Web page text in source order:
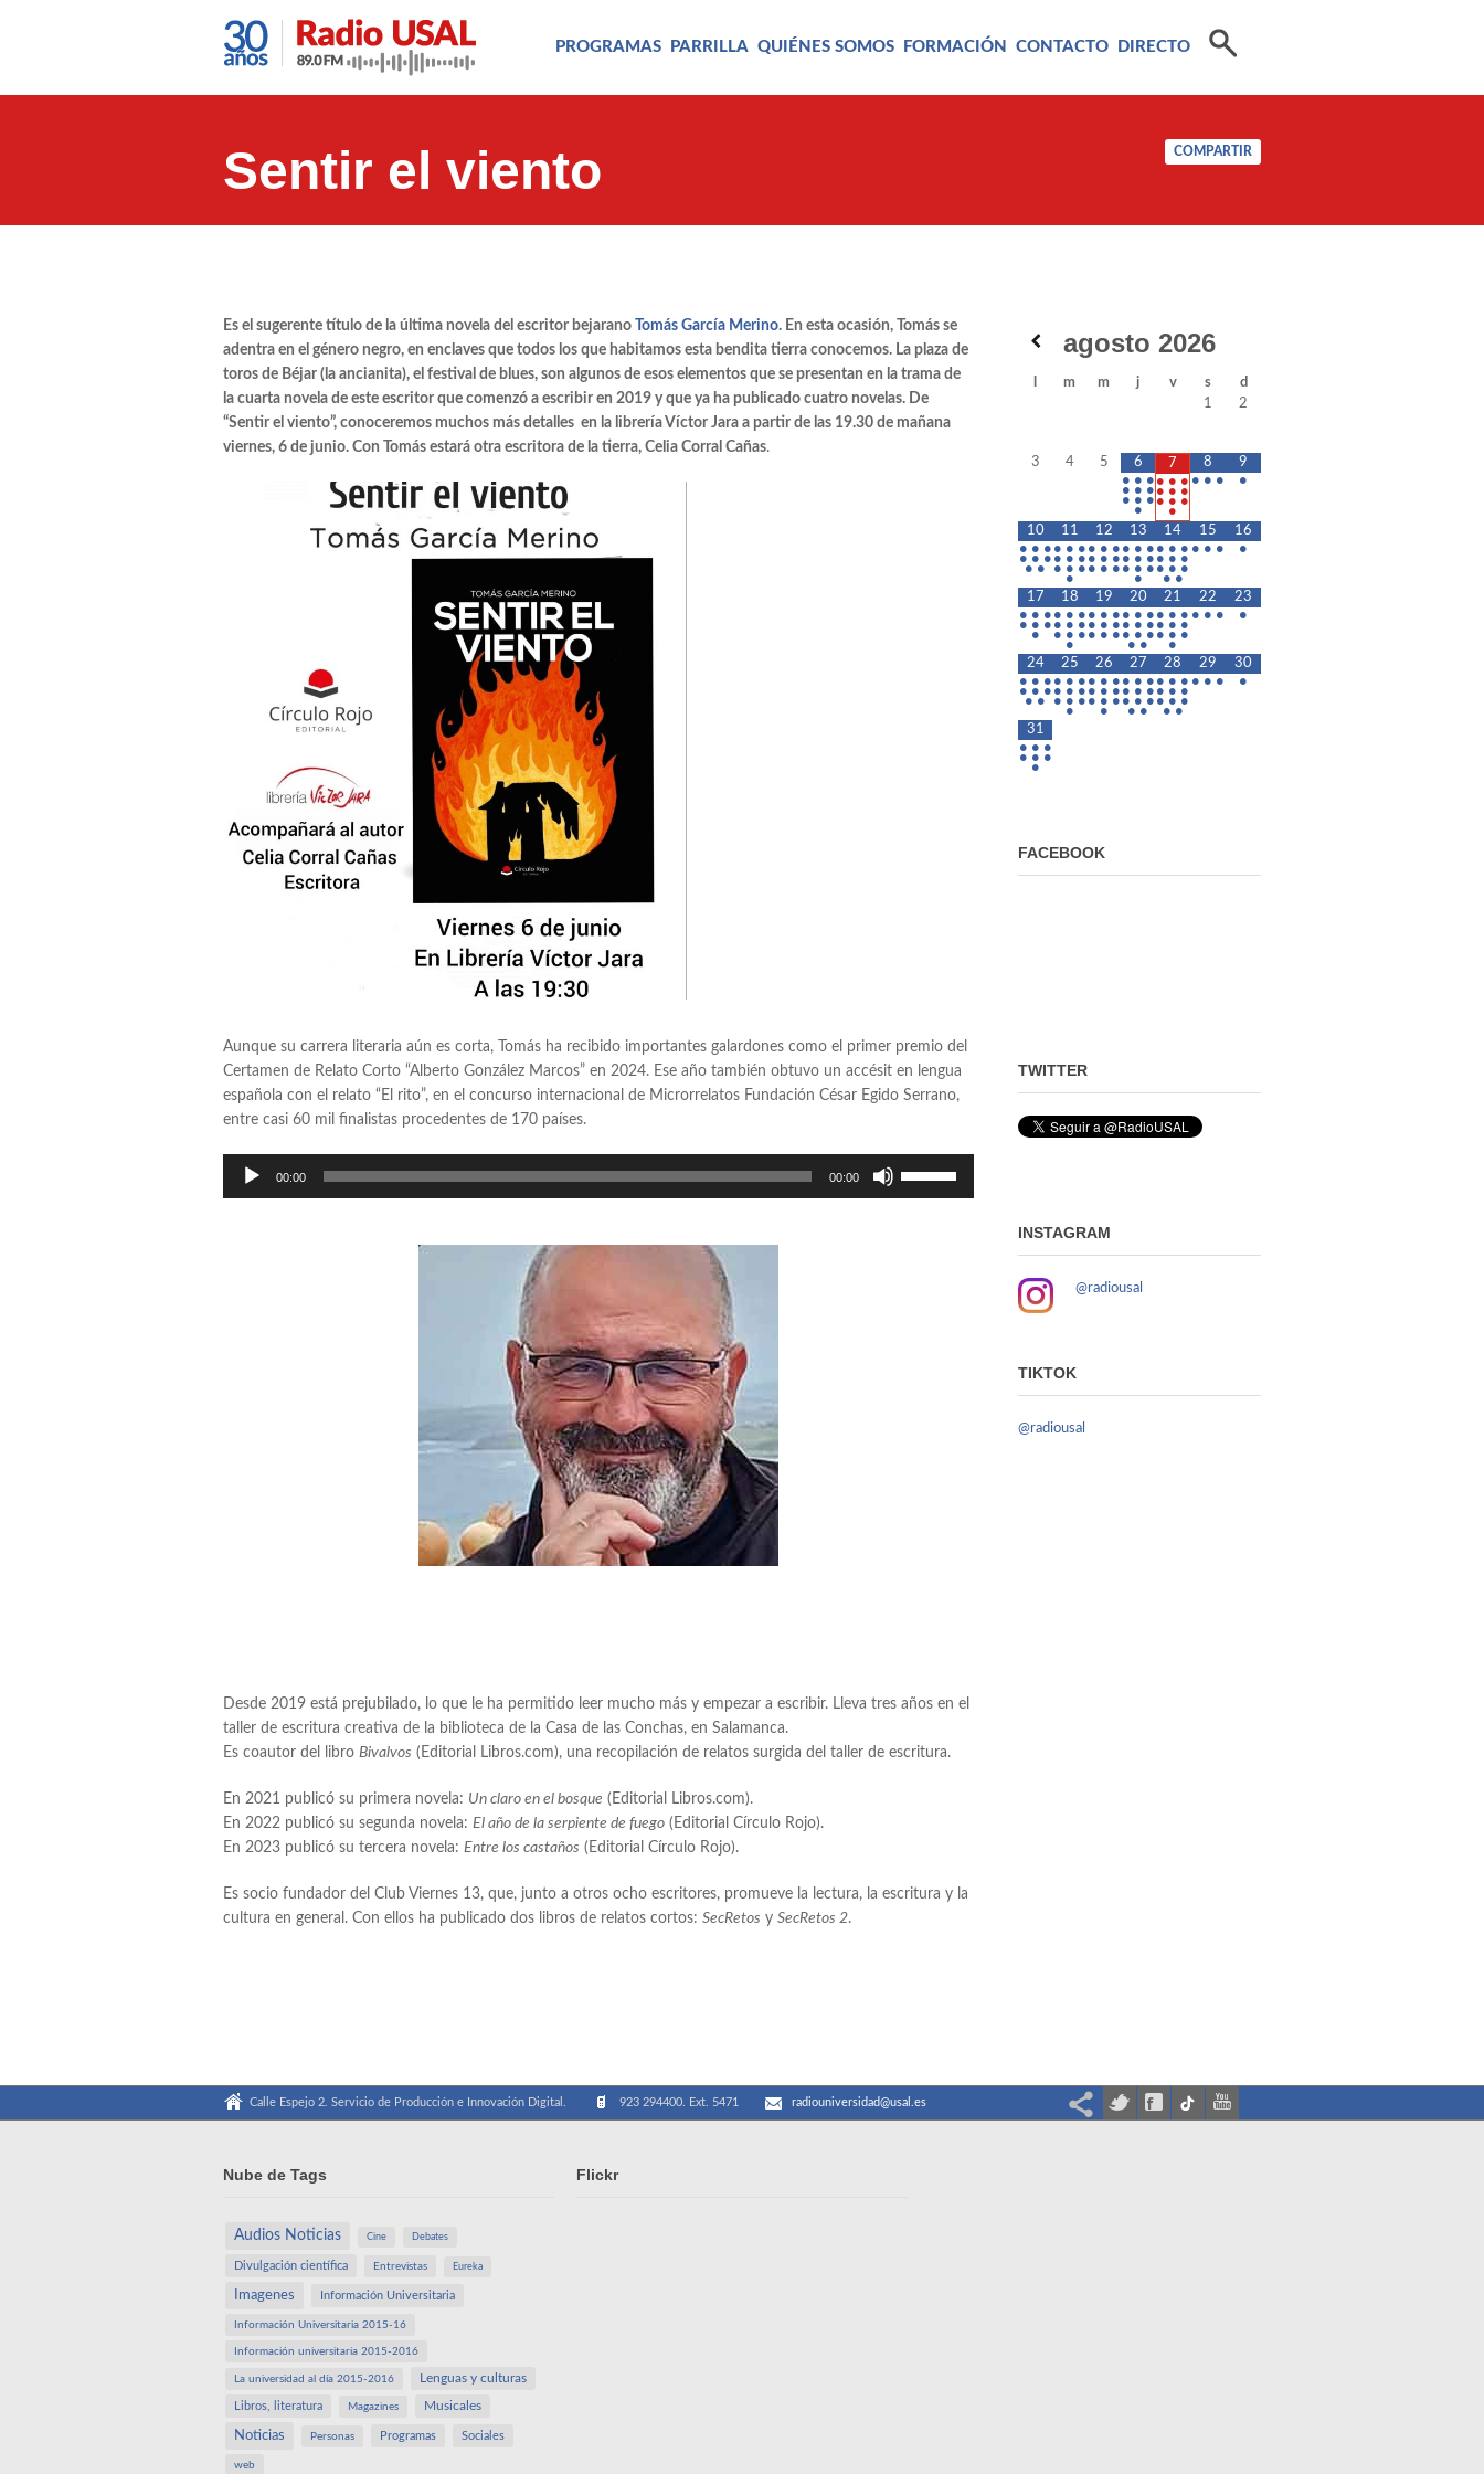
PROGRAMAS PARRILLA QUIÉNES SOMOS FORMACIÓN CONTACTO DIRECTO
Sentir el viento COMPARTIR
Es el sugerente título de la última novela del escritor bejarano Tomás García Merino. En esta ocasión, Tomás se
adentra en el género negro, en enclaves que todos los que habitamos esta bendita tierra conocemos. La plaza de
toros de Béjar (la ancianita), el festival de blues, son algunos de esos elementos que se presentan en la trama de
la cuarta novela de este escritor que comenzó a escribir en 2019 y que ya ha publicado cuatro novelas. De
“Sentir el viento”, conoceremos muchos más detalles en la librería Víctor Jara a partir de las 19.30 de mañana
viernes, 6 de junio. Con Tomás estará otra escritora de la tierra, Celia Corral Cañas.
Aunque su carrera literaria aún es corta, Tomás ha recibido importantes galardones como el primer premio del
Certamen de Relato Corto “Alberto González Marcos” en 2024. Ese año también obtuvo un accésit en lengua
española con el relato “El rito”, en el concurso internacional de Microrrelatos Fundación César Egido Serrano,
entre casi 60 mil finalistas procedentes de 170 países.
Reproductor
00:00 00:00
Desde 2019 está prejubilado, lo que le ha permitido leer mucho más y empezar a escribir. Lleva tres años en el
taller de escritura creativa de la biblioteca de la Casa de las Conchas, en Salamanca.
Es coautor del libro Bivalvos (Editorial Libros.com), una recopilación de relatos surgida del taller de escritura.
En 2021 publicó su primera novela: Un claro en el bosque (Editorial Libros.com).
En 2022 publicó su segunda novela: El año de la serpiente de fuego (Editorial Círculo Rojo).
En 2023 publicó su tercera novela: Entre los castaños (Editorial Círculo Rojo).
Es socio fundador del Club Viernes 13, que, junto a otros ocho escritores, promueve la lectura, la escritura y la
cultura en general. Con ellos ha publicado dos libros de relatos cortos: SecRetos y SecRetos 2.
agosto 2026
m m j v s
d
1
2
3 4 5
6
• • •
• • •
• • •
•
7
• • •
• • •
• • •
•
8
• • •
9
•
10
• • •
• • •
• •
11
• • •
• • •
• • •
•
12
• • •
• • •
• • •
13
• • •
• • •
• • •
•
14
• • •
• • •
• • •
• •
15
• • •
16
•
17
• • •
• • •
•
18
• • •
• • •
• • •
•
19
• • •
• • •
• • •
20
• • •
• • •
• • •
• •
21
• • •
• • •
• • •
•
22
• • •
23
•
24
• • •
• • •
• •
25
• • •
• • •
• • •
•
26
• • •
• • •
• • •
•
27
• • •
• • •
• • •
• •
28
• • •
• • •
• • •
• •
29
• • •
30
•
31
• • •
• • •
•
FACEBOOK
TWITTER
INSTAGRAM
@radiousal
TIKTOK
@radiousal
Calle Espejo 2. Servicio de Producción e Innovación Digital. 923 294400. Ext. 5471 radiouniversidad@usal.es
Nube de Tags
Audios Noticias Cine Debates
Divulgación científica Entrevistas Eureka
Imagenes Información Universitaria
Información Universitaria 2015-16
Información universitaria 2015-2016
La universidad al día 2015-2016 Lenguas y culturas
Libros, literatura Magazines Musicales
Noticias Personas Programas Sociales
web
Flickr